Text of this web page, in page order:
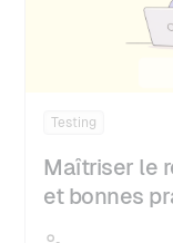
Testing
Maîtriser le
et bonnes